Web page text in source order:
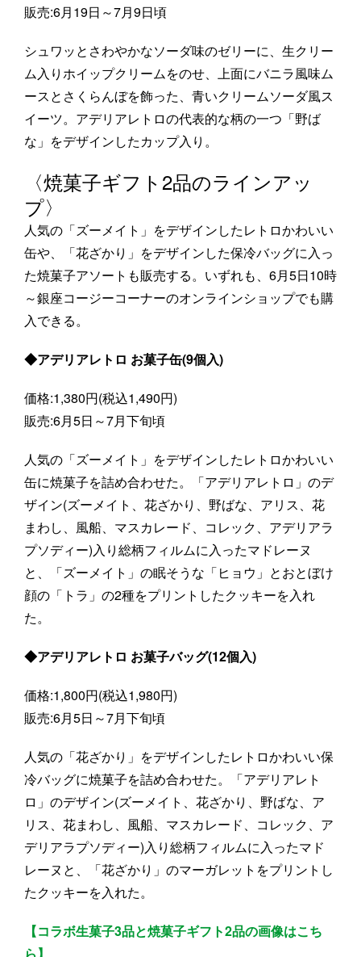
販売:6月19日～7月9日頃
シュワッとさわやかなソーダ味のゼリーに、生クリー
ム入りホイップクリームをのせ、上面にバニラ風味ム
ースとさくらんぼを飾った、青いクリームソーダ風ス
イーツ。アデリアレトロの代表的な柄の一つ「野ば
な」をデザインしたカップ入り。
〈焼菓子ギフト2品のラインアッ
プ〉
人気の「ズーメイト」をデザインしたレトロかわいい
缶や、「花ざかり」をデザインした保冷バッグに入っ
た焼菓子アソートも販売する。いずれも、6月5日10時
～銀座コージーコーナーのオンラインショップでも購
入できる。
◆アデリアレトロ お菓子缶(9個入)
価格:1,380円(税込1,490円)
販売:6月5日～7月下旬頃
人気の「ズーメイト」をデザインしたレトロかわいい
缶に焼菓子を詰め合わせた。「アデリアレトロ」のデ
ザイン(ズーメイト、花ざかり、野ばな、アリス、花
まわし、風船、マスカレード、コレック、アデリアラ
プソディー)入り総柄フィルムに入ったマドレーヌ
と、「ズーメイト」の眠そうな「ヒョウ」とおとぼけ
顔の「トラ」の2種をプリントしたクッキーを入れ
た。
◆アデリアレトロ お菓子バッグ(12個入)
価格:1,800円(税込1,980円)
販売:6月5日～7月下旬頃
人気の「花ざかり」をデザインしたレトロかわいい保
冷バッグに焼菓子を詰め合わせた。「アデリアレト
ロ」のデザイン(ズーメイト、花ざかり、野ばな、ア
リス、花まわし、風船、マスカレード、コレック、ア
デリアラプソディー)入り総柄フィルムに入ったマド
レーヌと、「花ざかり」のマーガレットをプリントし
たクッキーを入れた。
【コラボ生菓子3品と焼菓子ギフト2品の画像はこち